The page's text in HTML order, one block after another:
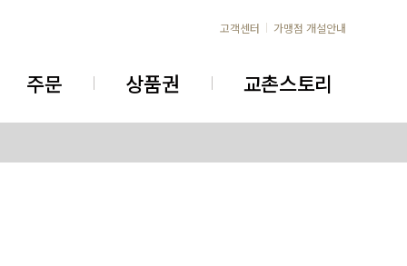
고객센터 가맹점 개설안내
주문 상품권 교촌스토리